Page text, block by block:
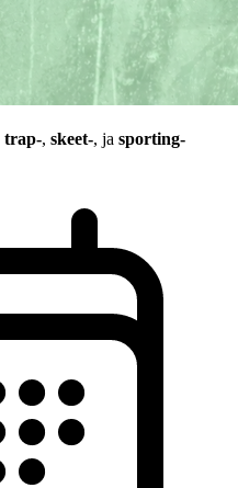
trap-, skeet-, ja sporting-